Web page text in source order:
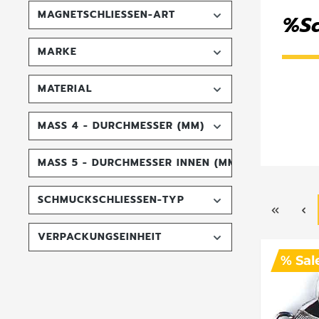
MAGNETSCHLIESSEN-ART
MARKE
MATERIAL
MASS 4 - DURCHMESSER (MM)
MASS 5 - DURCHMESSER INNEN (MM)
SCHMUCKSCHLIESSEN-TYP
VERPACKUNGSEINHEIT
%